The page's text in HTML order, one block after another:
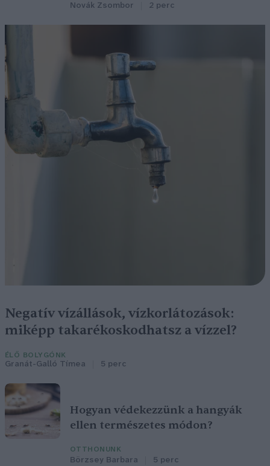
Novák Zsombor 2 perc
Negatív vízállások, vízkorlátozások:
miképp takarékoskodhatsz a vízzel?
ÉLŐ BOLYGÓNK
Granát-Galló Tímea 5 perc
Hogyan védekezzünk a hangyák
ellen természetes módon?
OTTHONUNK
Börzsey Barbara 5 perc